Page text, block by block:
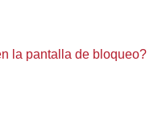
la pantalla de bloqueo?